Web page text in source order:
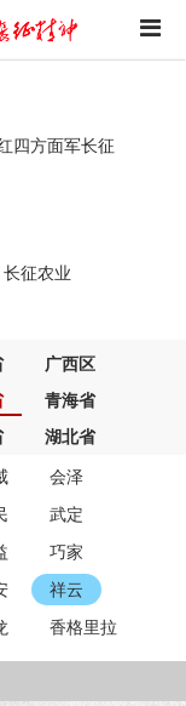
四方面军长征
长征农业
广西区
青海省
湖北省
会泽
武定
巧家
祥云
香格里拉